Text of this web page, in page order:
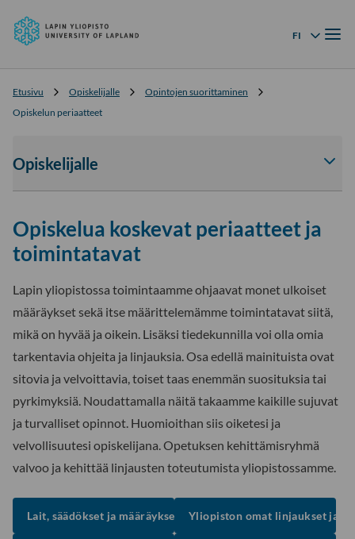
Siirry
suoraan
yliopisto
FI
Kielivalikko
Etusivu Opiskelijalle
Opintojen suorittaminen
Opiskelun periaatteet
Opiskelijalle
tai
Opiskelua koskevat periaatteet ja
toimintatavat
Lapin yliopistossa toimintaamme ohjaavat monet ulkoiset
määräykset sekä itse määrittelemämme toimintatavat siitä,
mikä on hyvää ja oikein. Lisäksi tiedekunnilla voi olla omia
tarkentavia ohjeita ja linjauksia. Osa edellä mainituista ovat
sitovia ja velvoittavia, toiset taas enemmän suosituksia tai
pyrkimyksiä. Noudattamalla näitä takaamme kaikille sujuvat
ja turvalliset opinnot. Huomioithan siis oiketesi ja
velvollisuutesi opiskelijana. Opetuksen kehittämisryhmä
valvoo ja kehittää linjausten toteutumista yliopistossamme.
Lait, säädökset ja määräykset Yliopiston omat linjaukset ja